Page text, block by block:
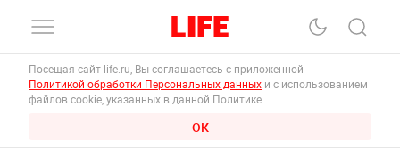
Посещая сайт life.ru, Вы соглашаетесь с приложенной
Политикой обработки Персональных данных и с использованием
файлов cookie, указанных в данной Политике.
ОК